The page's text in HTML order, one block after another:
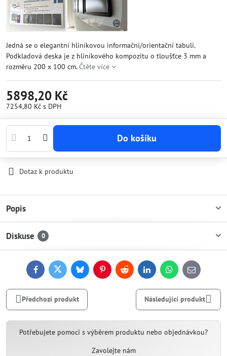
Jedná se o elegantní hliníkovou informační/orientační tabuli.
Podkladová deska je z hliníkového kompozitu o tloušťce 3 mm a
rozměru 200 x 100 cm.Čtěte více
5898,20 Kč
7254,80 Kč s DPH
Do košíku
Dotaz k produktu
Popis
Diskuse 0
FacebookTwitterBlueskyPinterestReddit LinkedInWhatsApp
E-
mail
Předchozí produkt Následující produkt
Potřebujete pomoci s výběrem produktu nebo objednávkou?
Zavolejte nám